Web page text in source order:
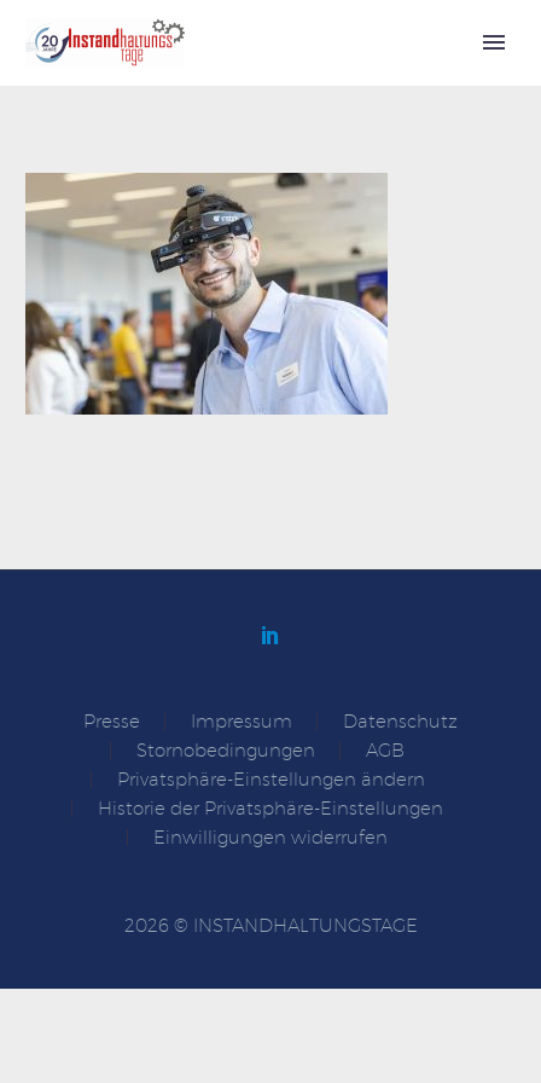
Presse Impressum
Datenschutz
Stornobedingungen
AGB
Privatsphäre-Einstellungen ändern
Historie der Privatsphäre-Einstellungen
Einwilligungen widerrufen
2026 © INSTANDHALTUNGSTAGE